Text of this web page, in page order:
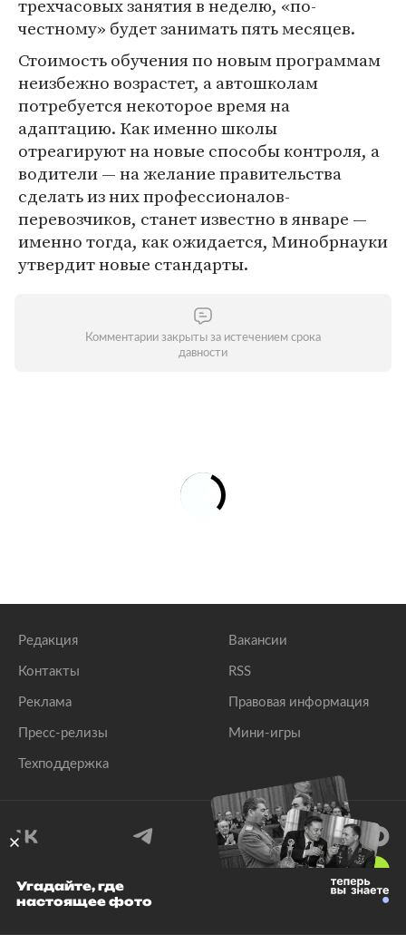
трехчасовых занятия в неделю, «по-
честному» будет занимать пять месяцев.
Стоимость обучения по новым программам
неизбежно возрастет, а автошколам
потребуется некоторое время на
адаптацию. Как именно школы
отреагируют на новые способы контроля, а
водители — на желание правительства
сделать из них профессионалов-
перевозчиков, станет известно в январе —
именно тогда, как ожидается, Минобрнауки
утвердит новые стандарты.
Комментарии закрыты за истечением срока
давности
Редакция
Контакты
Реклама
Пресс-релизы
Техподдержка
Вакансии
RSS
Правовая информация
Мини-игры
© 1999–2026 Все права защищены.
Угадайте, где
настоящее фото